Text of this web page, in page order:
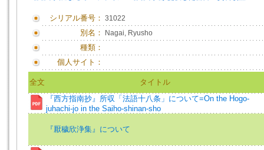
シリアル番号： 31022
別名： Nagai, Ryusho
種類：
個人サイト：
全文
タイトル
『西方指南抄』所収「法語十八条」について=On the Hogo-
juhachi-jo in the Saiho-shinan-sho
『厭穢欣浄集』について